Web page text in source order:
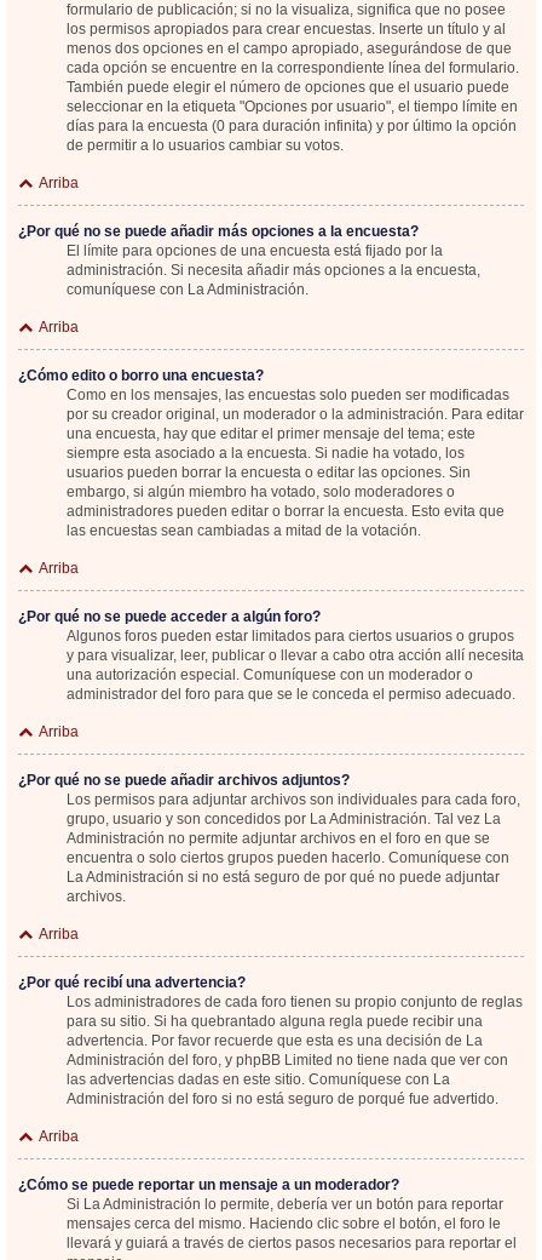
formulario de publicación; si no la visualiza, significa que no posee
los permisos apropiados para crear encuestas. Inserte un título y al
menos dos opciones en el campo apropiado, asegurándose de que
cada opción se encuentre en la correspondiente línea del formulario.
También puede elegir el número de opciones que el usuario puede
seleccionar en la etiqueta "Opciones por usuario", el tiempo límite en
días para la encuesta (0 para duración infinita) y por último la opción
de permitir a lo usuarios cambiar su votos.
Arriba
¿Por qué no se puede añadir más opciones a la encuesta?
El límite para opciones de una encuesta está fijado por la
administración. Si necesita añadir más opciones a la encuesta,
comuníquese con La Administración.
Arriba
¿Cómo edito o borro una encuesta?
Como en los mensajes, las encuestas solo pueden ser modificadas
por su creador original, un moderador o la administración. Para editar
una encuesta, hay que editar el primer mensaje del tema; este
siempre esta asociado a la encuesta. Si nadie ha votado, los
usuarios pueden borrar la encuesta o editar las opciones. Sin
embargo, si algún miembro ha votado, solo moderadores o
administradores pueden editar o borrar la encuesta. Esto evita que
las encuestas sean cambiadas a mitad de la votación.
Arriba
¿Por qué no se puede acceder a algún foro?
Algunos foros pueden estar limitados para ciertos usuarios o grupos
y para visualizar, leer, publicar o llevar a cabo otra acción allí necesita
una autorización especial. Comuníquese con un moderador o
administrador del foro para que se le conceda el permiso adecuado.
Arriba
¿Por qué no se puede añadir archivos adjuntos?
Los permisos para adjuntar archivos son individuales para cada foro,
grupo, usuario y son concedidos por La Administración. Tal vez La
Administración no permite adjuntar archivos en el foro en que se
encuentra o solo ciertos grupos pueden hacerlo. Comuníquese con
La Administración si no está seguro de por qué no puede adjuntar
archivos.
Arriba
¿Por qué recibí una advertencia?
Los administradores de cada foro tienen su propio conjunto de reglas
para su sitio. Si ha quebrantado alguna regla puede recibir una
advertencia. Por favor recuerde que esta es una decisión de La
Administración del foro, y phpBB Limited no tiene nada que ver con
las advertencias dadas en este sitio. Comuníquese con La
Administración del foro si no está seguro de porqué fue advertido.
Arriba
¿Cómo se puede reportar un mensaje a un moderador?
Si La Administración lo permite, debería ver un botón para reportar
mensajes cerca del mismo. Haciendo clic sobre el botón, el foro le
llevará y guiará a través de ciertos pasos necesarios para reportar el